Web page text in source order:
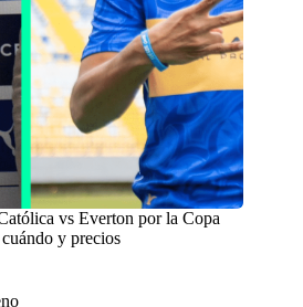
vs Everton por la Copa
y precios